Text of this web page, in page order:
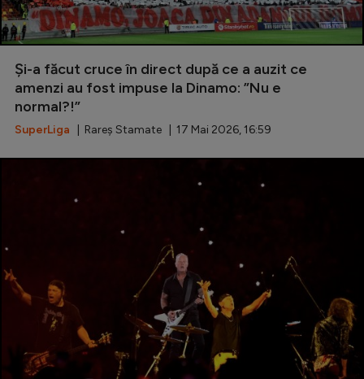
Și-a făcut cruce în direct după ce a auzit ce
amenzi au fost impuse la Dinamo: ”Nu e
normal?!”
SuperLiga | Rareș Stamate | 17 Mai 2026, 16:59